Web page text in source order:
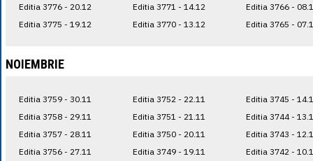
1 RSD= 0.0425
1 RUB= 0.0530
Editia 3776 - 20.12
Editia 3775 - 19.12
Editia 3771 - 14.12
Editia 3770 - 13.12
Editia 3766 -
Editia 3765 -
NOIEMBRIE
Editia 3759 - 30.11
Editia 3758 - 29.11
Editia 3757 - 28.11
Editia 3756 - 27.11
Editia 3752 - 22.11
Editia 3751 - 21.11
Editia 3750 - 20.11
Editia 3749 - 19.11
Editia 3745 -
Editia 3744 -
Editia 3743 -
Editia 3742 -